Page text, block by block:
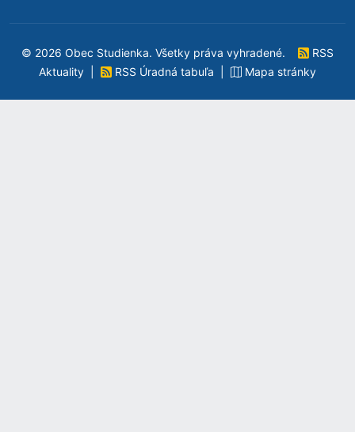
© 2026 Obec Studienka. Všetky práva vyhradené.
RSS
Aktuality
RSS Úradná tabuľa Mapa stránky